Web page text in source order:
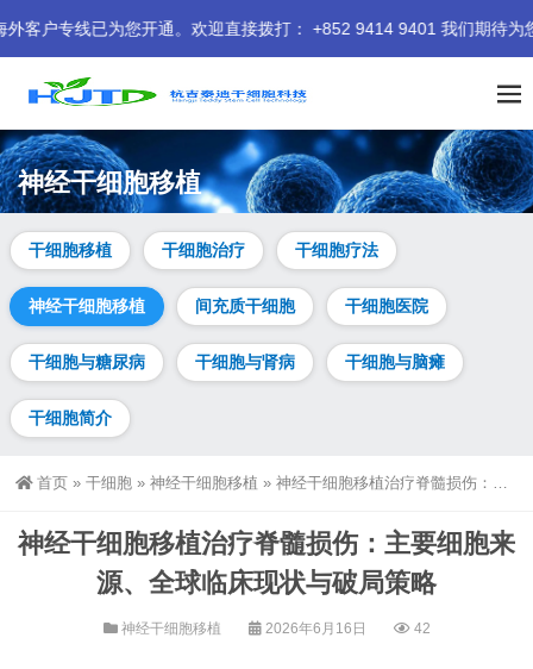
您开通。欢迎直接拨打： +852 9414 9401 我们期待为您服务。
神经干细胞移植
干细胞移植 干细胞治疗 干细胞疗法
神经干细胞移植 间充质干细胞 干细胞医院
干细胞与糖尿病 干细胞与肾病 干细胞与脑瘫
干细胞简介
首页 » 干细胞 » 神经干细胞移植 » 神经干细胞移植治疗脊髓损伤：主要细胞来源、全球临床现状与破局策略
神经干细胞移植治疗脊髓损伤：主要细胞来
源、全球临床现状与破局策略
神经干细胞移植 2026年6月16日 42